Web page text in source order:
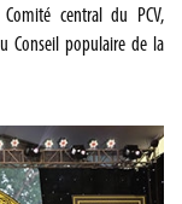
central du PCV,
Conseil populaire de la